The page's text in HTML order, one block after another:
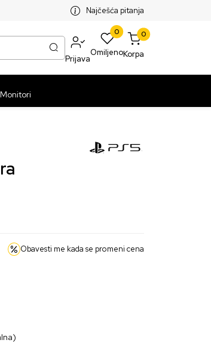
PAKETA PREKO 5999 RSDNajčešća pitanja
Prijava
0
Omiljeno
0
Korpa
Monitori
Obavesti me kada se promeni cena